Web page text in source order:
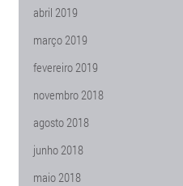
abril 2019
março 2019
fevereiro 2019
novembro 2018
agosto 2018
junho 2018
maio 2018